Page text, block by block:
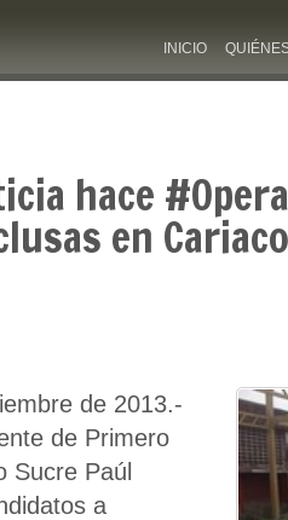
INICIO
hace
en Cariaco
de 2013.-
de Primero
Sucre Paúl
a